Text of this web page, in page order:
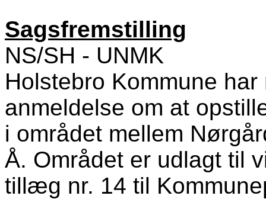
Sagsfremstilling
NS/SH - UNMK
Holstebro Kommune
anmeldelse om at
i området mellem
Å. Området er udlagt til
tillæg nr. 14 til